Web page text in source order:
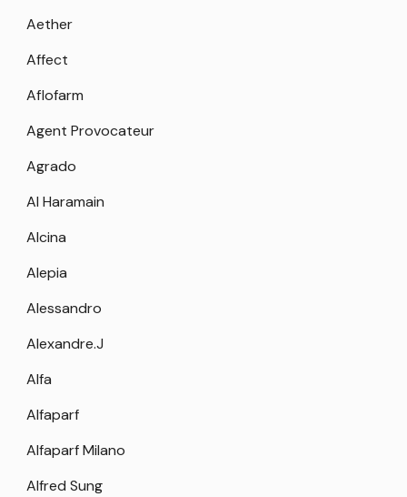
Aether
Affect
Aflofarm
Agent Provocateur
Agrado
Al Haramain
Alcina
Alepia
Alessandro
Alexandre.J
Alfa
Alfaparf
Alfaparf Milano
Alfred Sung